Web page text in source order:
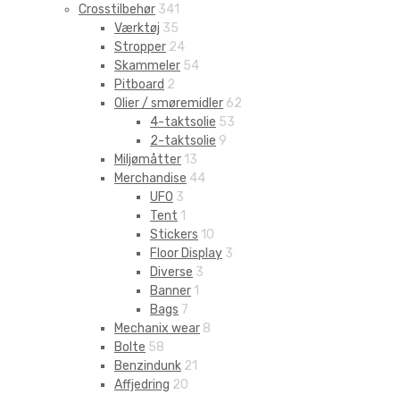
Crosstilbehør 341
Værktøj 35
Stropper 24
Skammeler 54
Pitboard 2
Olier / smøremidler 62
4-taktsolie 53
2-taktsolie 9
Miljømåtter 13
Merchandise 44
UFO 3
Tent 1
Stickers 10
Floor Display 3
Diverse 3
Banner 1
Bags 7
Mechanix wear 8
Bolte 58
Benzindunk 21
Affjedring 20